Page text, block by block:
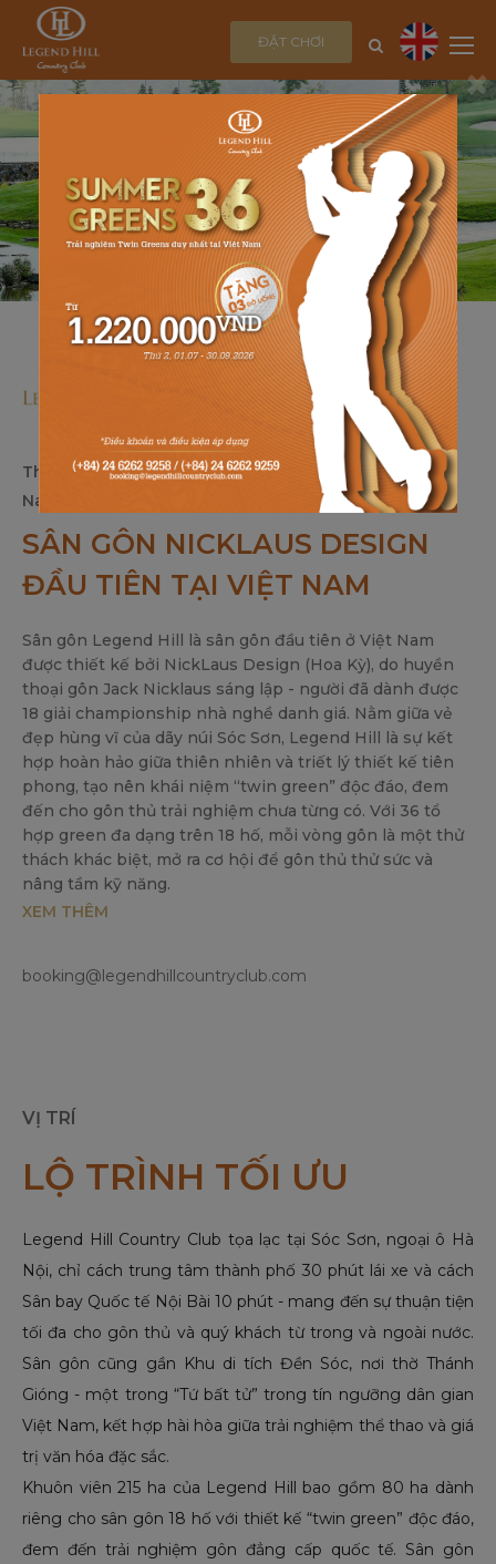
ĐẶT CHƠI
Thôn Cộng Hòa, Xã Sóc Sơn, Thành phố Hà Nội, Việt
Nam.
SÂN GÔN NICKLAUS DESIGN
ĐẦU TIÊN TẠI VIỆT NAM
Sân gôn Legend Hill là sân gôn đầu tiên ở Việt Nam
được thiết kế bởi NickLaus Design (Hoa Kỳ), do huyền
thoại gôn Jack Nicklaus sáng lập - người đã dành được
18 giải championship nhà nghề danh giá. Nằm giữa vẻ
đẹp hùng vĩ của dãy núi Sóc Sơn, Legend Hill là sự kết
hợp hoàn hảo giữa thiên nhiên và triết lý thiết kế tiên
phong, tạo nên khái niệm “twin green” độc đáo, đem
đến cho gôn thủ trải nghiệm chưa từng có. Với 36 tổ
hợp green đa dạng trên 18 hố, mỗi vòng gôn là một thử
thách khác biệt, mở ra cơ hội để gôn thủ thử sức và
nâng tầm kỹ năng.
XEM THÊM
booking@legendhillcountryclub.com
VỊ TRÍ
LỘ TRÌNH TỐI ƯU
Legend Hill Country Club tọa lạc tại Sóc Sơn, ngoại ô Hà
Nội, chỉ cách trung tâm thành phố 30 phút lái xe và cách
Sân bay Quốc tế Nội Bài 10 phút - mang đến sự thuận tiện
tối đa cho gôn thủ và quý khách từ trong và ngoài nước.
Sân gôn cũng gần Khu di tích Đền Sóc, nơi thờ Thánh
Gióng - một trong “Tứ bất tử” trong tín ngưỡng dân gian
Việt Nam, kết hợp hài hòa giữa trải nghiệm thể thao và giá
trị văn hóa đặc sắc.
Khuôn viên 215 ha của Legend Hill bao gồm 80 ha dành
riêng cho sân gôn 18 hố với thiết kế “twin green” độc đáo,
đem đến trải nghiệm gôn đẳng cấp quốc tế. Sân gôn
×